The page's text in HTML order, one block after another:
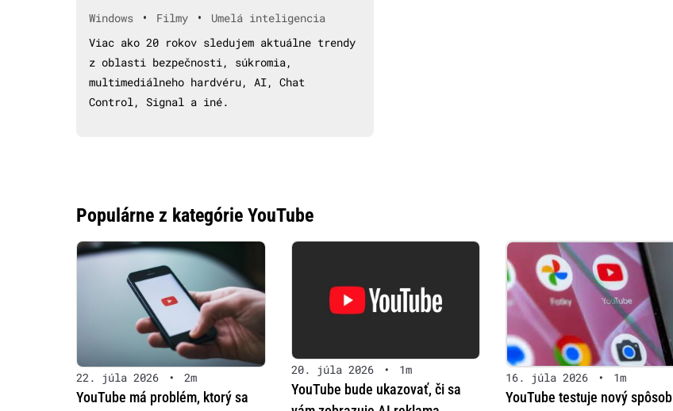
Windows • Filmy •
Umelá inteligencia
Viac ako 20 rokov sledujem aktuálne trendy
z oblasti bezpečnosti, súkromia,
multimediálneho hardvéru, AI, Chat
Control, Signal a iné.
Populárne z kategórie YouTube
22. júla 2026 • 2m
YouTube má problém, ktorý sa
20. júla 2026 • 1m
YouTube bude ukazovať, či sa
16. júla 2026 • 1m
YouTube testuje nový spôsob